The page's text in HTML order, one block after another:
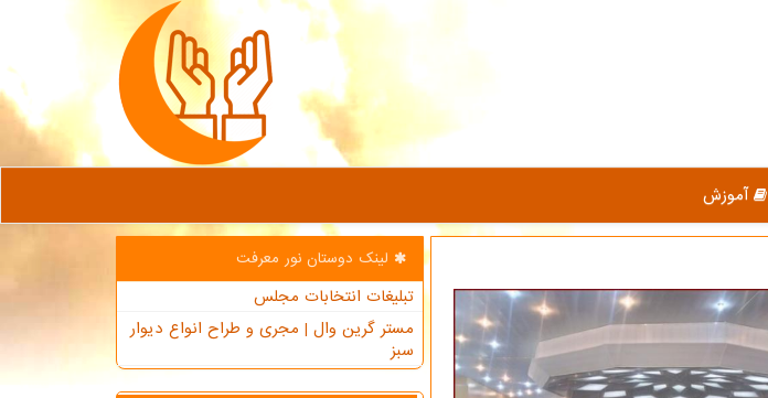
آموزش
لینک دوستان نور معرفت
تبلیغات انتخابات مجلس
مستر گرین وال | مجری و طراح انواع دیوار
سبز